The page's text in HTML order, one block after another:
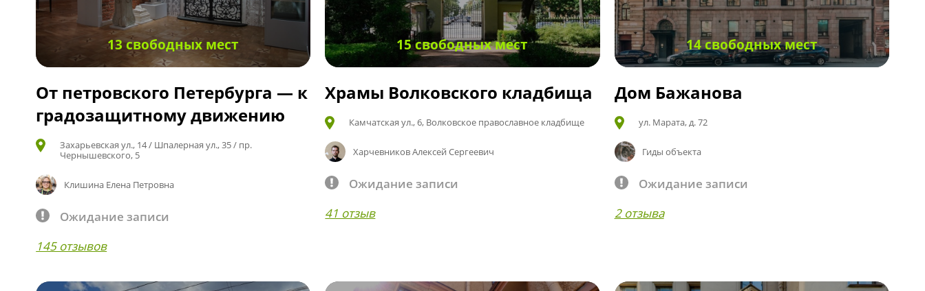
13 свободных мест
От петровского Петербурга — к
градозащитному движению
Захарьевская ул., 14 / Шпалерная ул., 35 / пр.
Чернышевского, 5
Клишина Елена Петровна
Ожидание записи
145 отзывов
15 свободных мест
Храмы Волковского кладбища
Камчатская ул., 6, Волковское православное кладбище
Харчевников Алексей Сергеевич
Ожидание записи
41 отзыв
14 свободных мест
Дом Бажанова
ул. Марата, д. 72
Гиды объекта
Ожидание записи
2 отзыва